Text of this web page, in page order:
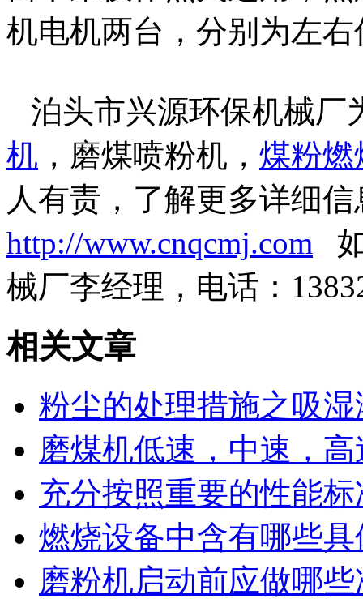
机电机两台，分别为左右
泊头市兴源环保机械厂
机 ，磨煤喷粉机， 煤粉燃
人有责，了解更多详细
http://www.cnqcmj.com
械厂李经理，电话：
相关文章
粉尘的处理措施之吸
磨煤机低速，中速，
充分按照重要的性能
燃烧设备中含有哪些
磨粉机启动前应做哪